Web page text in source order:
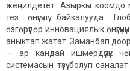
жеңилдетет. Азыркы коомдо
тез өнүгүшү байкалууда.
өзгөрүүлөр инновациялык
аныктап жатат. Заманбап
— ар кандай ишмердүүлүк
системасын түзүү болуп